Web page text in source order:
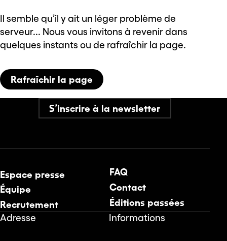
Il semble qu’il y ait un léger problème de
serveur... Nous vous invitons à revenir dans
quelques instants ou de rafraîchir la page.
Rafraîchir la page
S’inscrire à la newsletter
Espace presse
Équipe
Recrutement
FAQ
Contact
Éditions passées
Adresse Informations